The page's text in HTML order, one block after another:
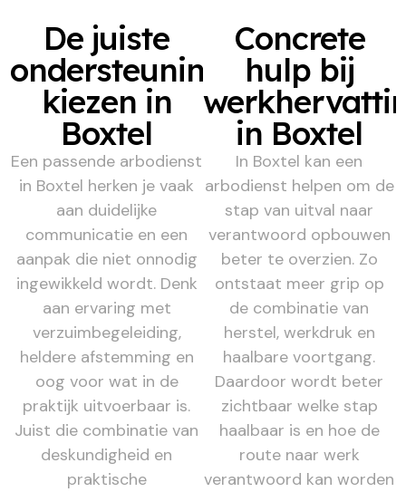
De juiste
ondersteuning
kiezen in
Boxtel
Een passende arbodienst
in Boxtel herken je vaak
aan duidelijke
communicatie en een
aanpak die niet onnodig
ingewikkeld wordt. Denk
aan ervaring met
verzuimbegeleiding,
heldere afstemming en
oog voor wat in de
praktijk uitvoerbaar is.
Juist die combinatie van
deskundigheid en
praktische
Concrete
hulp bij
in Boxtel
In Boxtel kan een
arbodienst helpen om de
stap van uitval naar
verantwoord opbouwen
beter te overzien. Zo
ontstaat meer grip op
de combinatie van
herstel, werkdruk en
haalbare voortgang.
Daardoor wordt beter
zichtbaar welke stap
haalbaar is en hoe de
route naar werk
verantwoord kan worden